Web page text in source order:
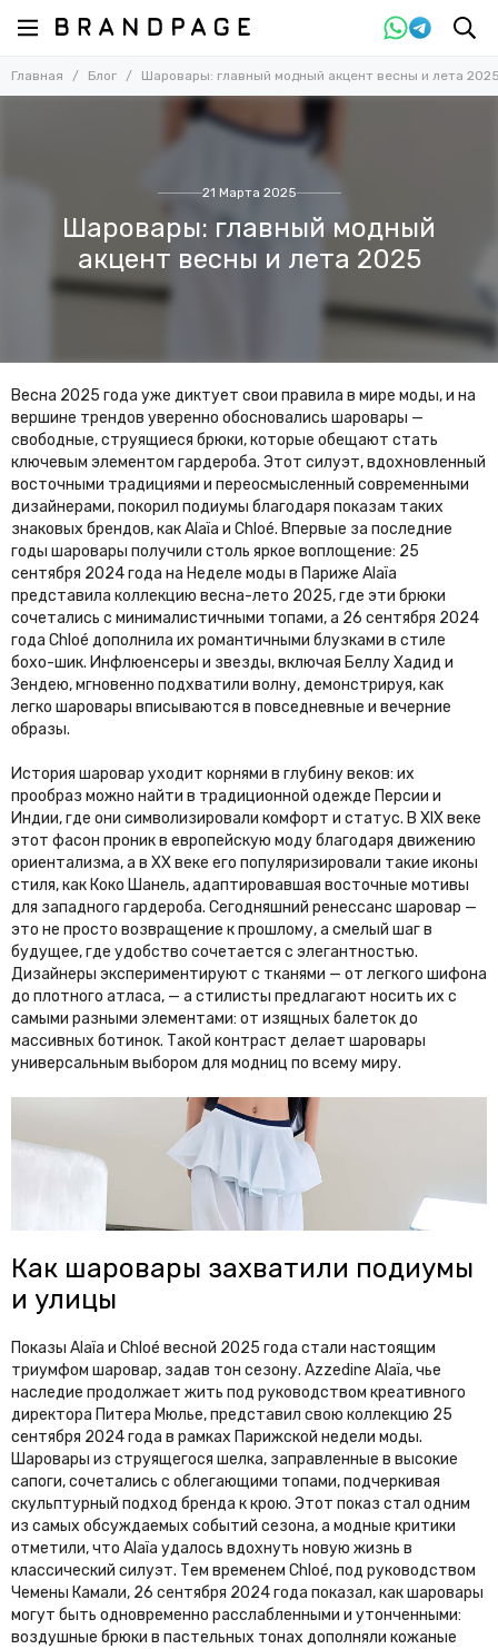
Главная Блог Шаровары: главный модный акцент весны и лета
21 Марта 2025
Шаровары: главный модный
акцент весны и лета 2025
Весна 2025 года уже диктует свои правила в мире моды, и на
вершине трендов уверенно обосновались шаровары —
свободные, струящиеся брюки, которые обещают стать
ключевым элементом гардероба. Этот силуэт, вдохновленный
восточными традициями и переосмысленный современными
дизайнерами, покорил подиумы благодаря показам таких
знаковых брендов, как Alaïa и Chloé. Впервые за последние
годы шаровары получили столь яркое воплощение: 25
сентября 2024 года на Неделе моды в Париже Alaïa
представила коллекцию весна-лето 2025, где эти брюки
сочетались с минималистичными топами, а 26 сентября 2024
года Chloé дополнила их романтичными блузками в стиле
бохо-шик. Инфлюенсеры и звезды, включая Беллу Хадид и
Зендею, мгновенно подхватили волну, демонстрируя, как
легко шаровары вписываются в повседневные и вечерние
образы.
История шаровар уходит корнями в глубину веков: их
прообраз можно найти в традиционной одежде Персии и
Индии, где они символизировали комфорт и статус. В XIX веке
этот фасон проник в европейскую моду благодаря движению
ориентализма, а в XX веке его популяризировали такие иконы
стиля, как Коко Шанель, адаптировавшая восточные мотивы
для западного гардероба. Сегодняшний ренессанс шаровар —
это не просто возвращение к прошлому, а смелый шаг в
будущее, где удобство сочетается с элегантностью.
Дизайнеры экспериментируют с тканями — от легкого шифона
до плотного атласа, — а стилисты предлагают носить их с
самыми разными элементами: от изящных балеток до
массивных ботинок. Такой контраст делает шаровары
универсальным выбором для модниц по всему миру.
Как шаровары захватили подиумы
и улицы
Показы Alaïa и Chloé весной 2025 года стали настоящим
триумфом шаровар, задав тон сезону. Azzedine Alaïa, чье
наследие продолжает жить под руководством креативного
директора Питера Мюлье, представил свою коллекцию 25
сентября 2024 года в рамках Парижской недели моды.
Шаровары из струящегося шелка, заправленные в высокие
сапоги, сочетались с облегающими топами, подчеркивая
скульптурный подход бренда к крою. Этот показ стал одним
из самых обсуждаемых событий сезона, а модные критики
отметили, что Alaïa удалось вдохнуть новую жизнь в
классический силуэт. Тем временем Chloé, под руководством
Чемены Камали, 26 сентября 2024 года показал, как шаровары
могут быть одновременно расслабленными и утонченными:
воздушные брюки в пастельных тонах дополняли кожаные